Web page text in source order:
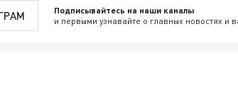
Подписывайтесь на наши каналы
и первыми узнавайте о главных новостях и